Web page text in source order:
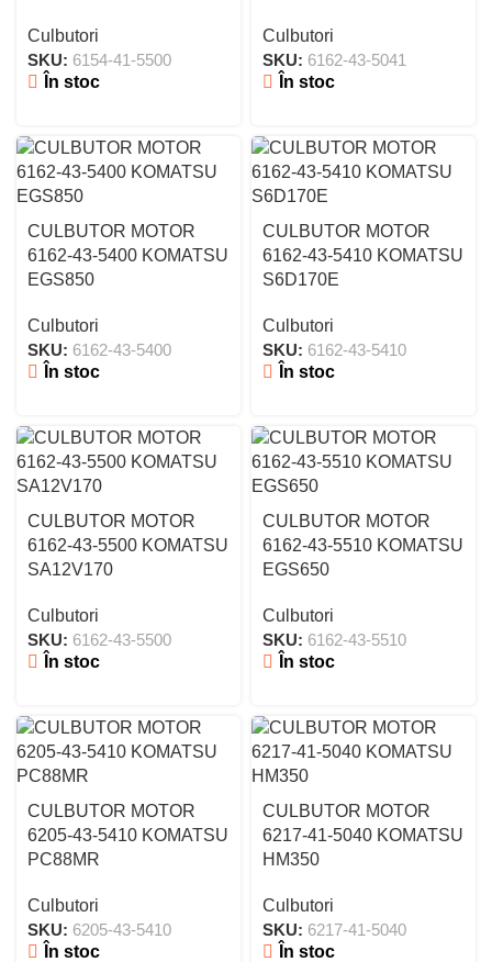
Culbutori
SKU: 6154-41-5500
În stoc
Culbutori
SKU: 6162-43-5041
În stoc
CULBUTOR MOTOR
6162-43-5400 KOMATSU
EGS850
Culbutori
SKU: 6162-43-5400
În stoc
CULBUTOR MOTOR
6162-43-5410 KOMATSU
S6D170E
Culbutori
SKU: 6162-43-5410
În stoc
CULBUTOR MOTOR
6162-43-5500 KOMATSU
SA12V170
Culbutori
SKU: 6162-43-5500
În stoc
CULBUTOR MOTOR
6162-43-5510 KOMATSU
EGS650
Culbutori
SKU: 6162-43-5510
În stoc
CULBUTOR MOTOR
6205-43-5410 KOMATSU
PC88MR
Culbutori
SKU: 6205-43-5410
În stoc
CULBUTOR MOTOR
6217-41-5040 KOMATSU
HM350
Culbutori
SKU: 6217-41-5040
În stoc